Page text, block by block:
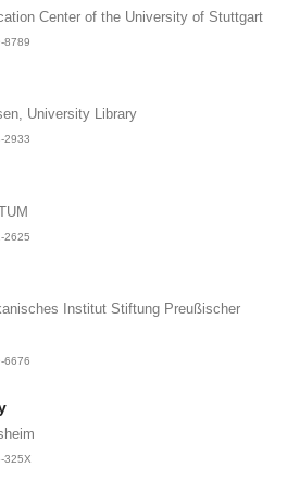
Center of the University of Stuttgart
8789
University Library
2933
2625
Institut Stiftung Preußischer
6676
325X